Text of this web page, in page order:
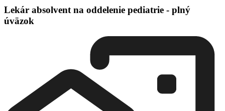
Lekár absolvent na oddelenie pediatrie - plný
úväzok